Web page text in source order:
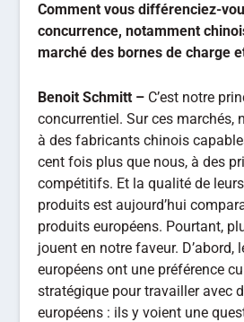
Comment vous différenciez-
concurrence, notamment
marché des bornes de charge
Benoit Schmitt – C’est notre
concurrentiel. Sur ces marchés,
à des fabricants chinois
cent fois plus que nous, à des
compétitifs. Et la qualité de
produits est aujourd’hui
produits européens. Pourtant,
jouent en notre faveur. D’abord,
européens ont une préférence
stratégique pour travailler avec
européens : ils y voient une